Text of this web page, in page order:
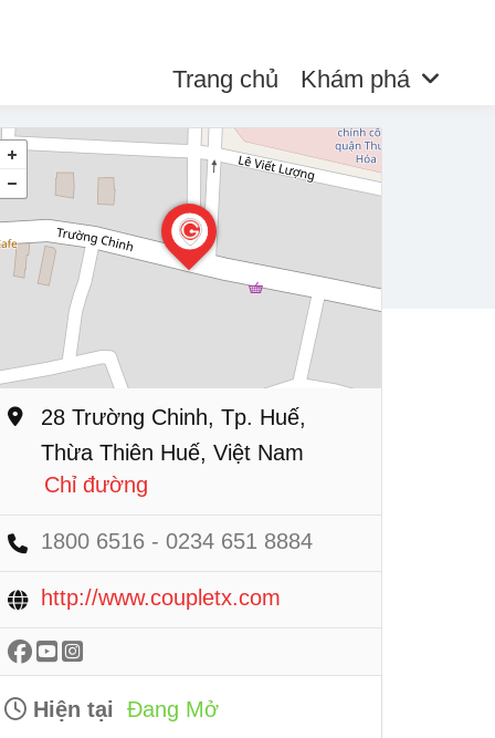
Trang chủ Khám phá
28 Trường Chinh, Tp. Huế,
Thừa Thiên Huế, Việt Nam
Chỉ đường
1800 6516 - 0234 651 8884
http://www.coupletx.com
Hiện tại Đang Mở